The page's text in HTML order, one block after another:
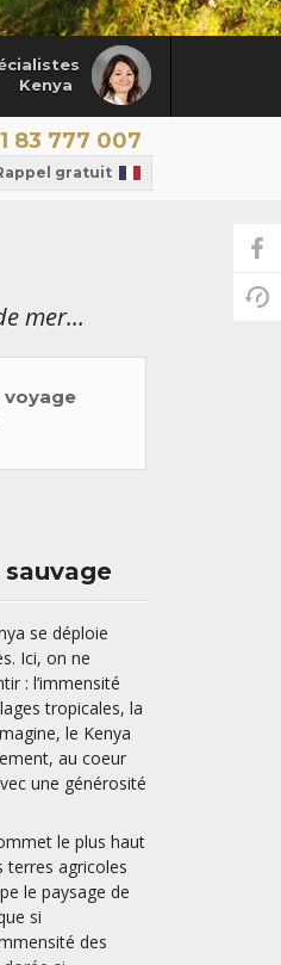
Kenya
83 777 007
gratuit
mer...
voyage
se déploie
Ici, on ne
: l’immensité
tropicales, la
le Kenya
au coeur
une générosité
le plus haut
terres agricoles
le paysage de
si
des